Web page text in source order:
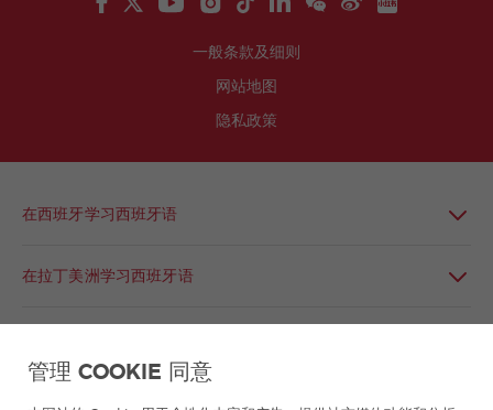
一般条款及细则
网站地图
隐私政策
在西班牙学习西班牙语
在拉丁美洲学习西班牙语
管理 COOKIE 同意